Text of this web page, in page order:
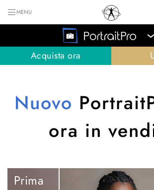
MENU
Acquista ora
Nuovo
ora in
Prima